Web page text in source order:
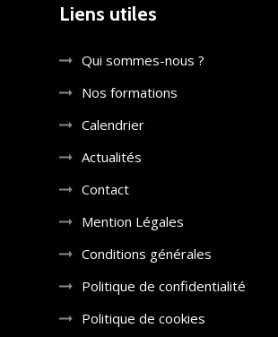
Liens utiles
Qui sommes-nous ?
Nos formations
Calendrier
Actualités
Contact
Mention Légales
Conditions générales
Politique de confidentialité
Politique de cookies